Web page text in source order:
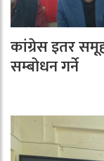
कांग्रेस इतर
सम्बोधन गर्ने